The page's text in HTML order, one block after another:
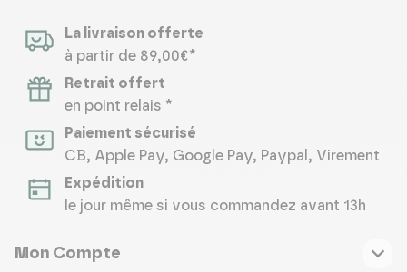
La livraison offerte
à partir de 89,00€*
Retrait offert
en point relais *
Paiement sécurisé
CB, Apple Pay, Google Pay, Paypal, Virement
Expédition
le jour même si vous commandez avant 13h
Mon Compte